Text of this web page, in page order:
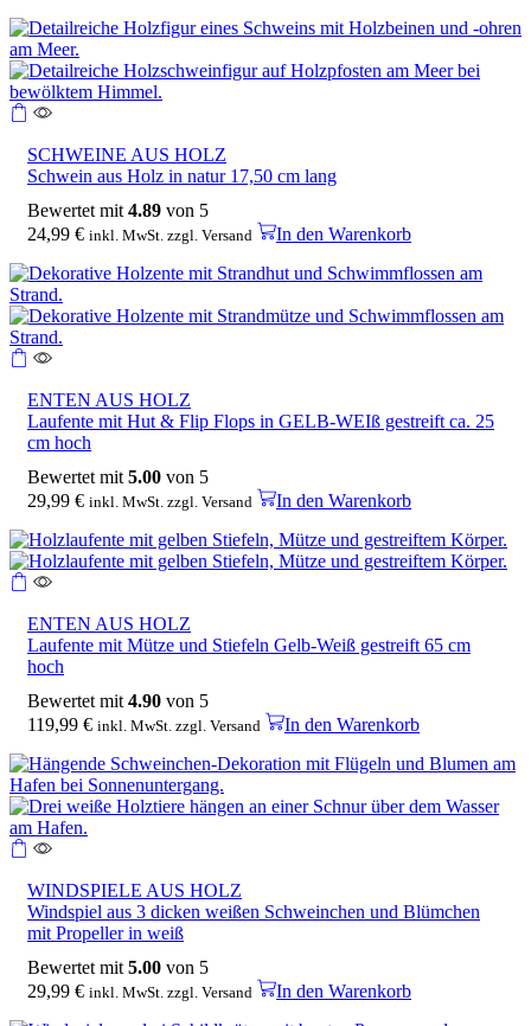
SCHWEINE AUS HOLZ
Schwein aus Holz in natur 17,50 cm lang
Bewertet mit 4.89 von 5
24,99 € inkl. MwSt. zzgl. Versand In den Warenkorb
ENTEN AUS HOLZ
Laufente mit Hut & Flip Flops in GELB-WEIß gestreift ca. 25
cm hoch
Bewertet mit 5.00 von 5
29,99 € inkl. MwSt. zzgl. Versand In den Warenkorb
ENTEN AUS HOLZ
Laufente mit Mütze und Stiefeln Gelb-Weiß gestreift 65 cm
hoch
Bewertet mit 4.90 von 5
119,99 € inkl. MwSt. zzgl. Versand In den Warenkorb
WINDSPIELE AUS HOLZ
Windspiel aus 3 dicken weißen Schweinchen und Blümchen
mit Propeller in weiß
Bewertet mit5.00 von 5
29,99 € inkl. MwSt. zzgl. Versand In den Warenkorb